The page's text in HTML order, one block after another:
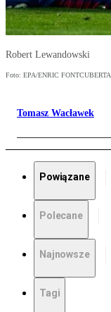
Robert Lewandowski
Foto: EPA/ENRIC FONTCUBERTA
Tomasz Wacławek
Powiązane
Polecane
Najnowsze
Tagi